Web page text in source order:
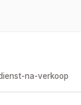
na-verkoop